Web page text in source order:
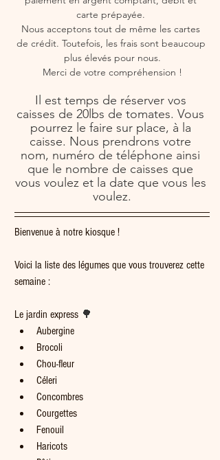
carte prépayée.
Nous acceptons tout de même les cartes
de crédit. Toutefois, les frais sont beaucoup
plus élevés pour nous.
Merci de votre compréhension !
Il est temps de réserver vos
caisses de 20lbs de tomates. Vous
pourrez le faire sur place, à la
caisse. Nous prendrons votre
nom, numéro de téléphone ainsi
que le nombre de caisses que
vous voulez et la date que vous les
voulez.
Bienvenue à notre kiosque !
Voici la liste des légumes que vous trouverez cette
semaine :
Le jardin express 🌳
Aubergine
Brocoli
Chou-fleur
Céleri
Concombres
Courgettes
Fenouil
Haricots